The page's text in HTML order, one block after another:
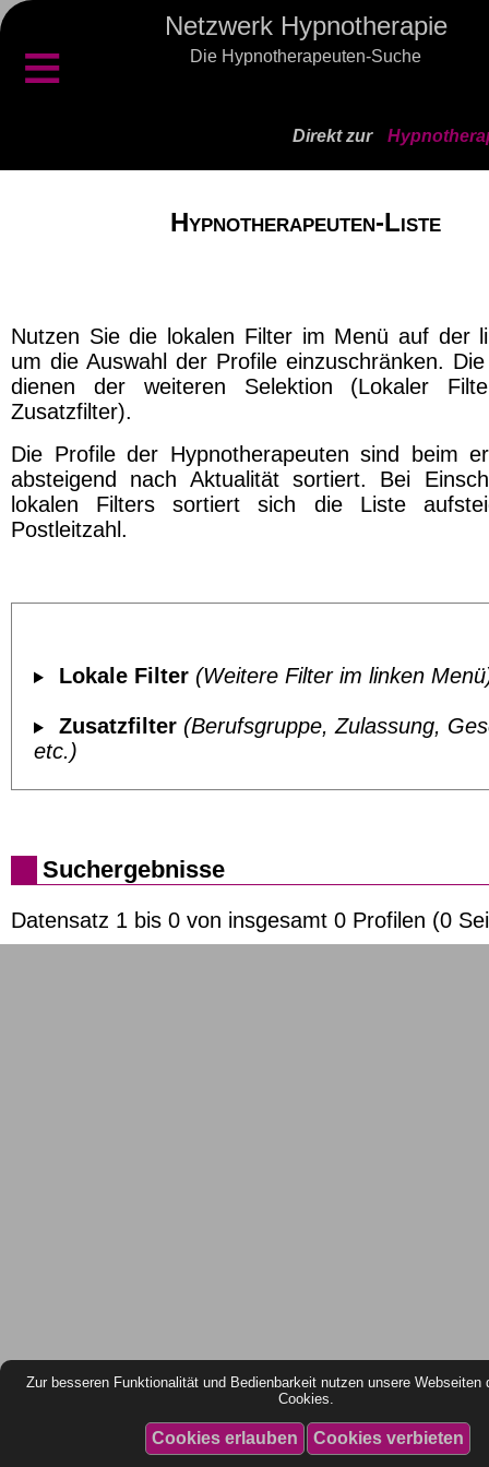
Zur besseren Funktionalität und Bedienbarkeit nutzen unsere Webseiten
Cookies.
Netzwerk Hypnotherapie
Die Hypnotherapeuten-Suche
≡
Direkt zur
Hypnotherapeuten-Liste
Nutzen Sie die lokalen Filter im Menü auf der
um die Auswahl der Profile einzuschränken.
dienen der weiteren Selektion (Lokaler
Zusatzfilter).
Die Profile der Hypnotherapeuten sind beim
absteigend nach Aktualität sortiert. Bei
lokalen Filters sortiert sich die Liste
Postleitzahl.
Lokale Filter (Weitere Filter im linken
Zusatzfilter (Berufsgruppe, Zulassung,
etc.)
Suchergebnisse
Datensatz 1 bis 0 von insgesamt 0 Profilen (0